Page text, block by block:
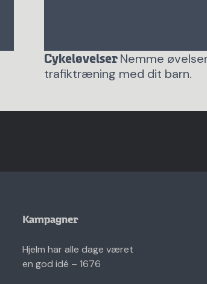
Cykeløvelser Nemme
trafiktræning med dit barn.
Kampagner
Hjelm har alle dage været
en god idé – 1676